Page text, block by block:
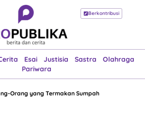
Berkontribusi
Esai Justisia Sastra
Olahraga
Pariwara
Beranda
Esai
Justisia
Sastra
Olahraga
Pariwara
Orang yang Termakan Sumpah